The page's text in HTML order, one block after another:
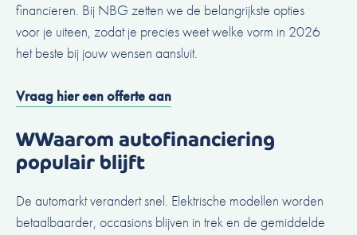
financieren. Bij NBG zetten we de belangrijkste opties
voor je uiteen, zodat je precies weet welke vorm in 2026
het beste bij jouw wensen aansluit.
Vraag hier een offerte aan
WWaarom autofinanciering
populair blijft
De automarkt verandert snel. Elektrische modellen worden
betaalbaarder, occasions blijven in trek en de gemiddelde